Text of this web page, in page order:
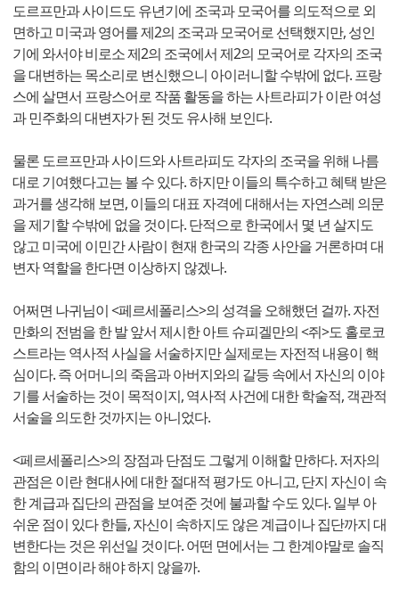
도르프만과 사이드도 유년기에 조국과 모국어를 의도적으로 외
면하고 미국과 영어를 제2의 조국과 모국어로 선택했지만, 성인
기에 와서야 비로소 제2의 조국에서 제2의 모국어로 각자의 조국
을 대변하는 목소리로 변신했으니 아이러니할 수밖에 없다. 프랑
스에 살면서 프랑스어로 작품 활동을 하는 사트라피가 이란 여성
과 민주화의 대변자가 된 것도 유사해 보인다.
물론 도르프만과 사이드와 사트라피도 각자의 조국을 위해 나름
대로 기여했다고는 볼 수 있다. 하지만 이들의 특수하고 혜택 받은
과거를 생각해 보면, 이들의 대표 자격에 대해서는 자연스레 의문
을 제기할 수밖에 없을 것이다. 단적으로 한국에서 몇 년 살지도
않고 미국에 이민간 사람이 현재 한국의 각종 사안을 거론하며 대
변자 역할을 한다면 이상하지 않겠나.
어쩌면 나귀님이 <페르세폴리스>의 성격을 오해했던 걸까. 자전
만화의 전범을 한 발 앞서 제시한 아트 슈피겔만의 <쥐>도 홀로코
스트라는 역사적 사실을 서술하지만 실제로는 자전적 내용이 핵
심이다. 즉 어머니의 죽음과 아버지와의 갈등 속에서 자신의 이야
기를 서술하는 것이 목적이지, 역사적 사건에 대한 학술적, 객관적
서술을 의도한 것까지는 아니었다.
<페르세폴리스>의 장점과 단점도 그렇게 이해할 만하다. 저자의
관점은 이란 현대사에 대한 절대적 평가도 아니고, 단지 자신이 속
한 계급과 집단의 관점을 보여준 것에 불과할 수도 있다. 일부 아
쉬운 점이 있다 한들, 자신이 속하지도 않은 계급이나 집단까지 대
변한다는 것은 위선일 것이다. 어떤 면에서는 그 한계야말로 솔직
함의 이면이라 해야 하지 않을까.